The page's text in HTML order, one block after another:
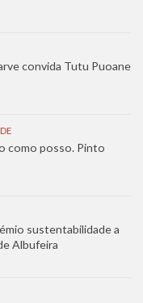
convida Tutu Puoane
como posso. Pinto
sustentabilidade a
Albufeira